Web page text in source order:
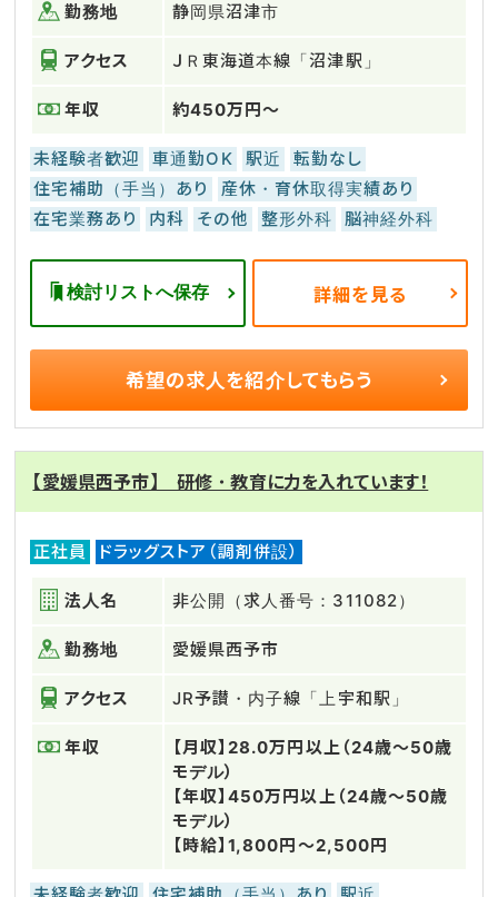
勤務地 静岡県沼津市
アクセス ＪＲ東海道本線「沼津駅」
年収 約450万円～
未経験者歓迎 車通勤OK 駅近
転勤なし
住宅補助（手当）あり
産休・育休取得実績あり
在宅業務あり
内科 その他 整形外科 脳神経外科
検討リストへ保存 詳細を見る
希望の求人を紹介してもらう
【愛媛県西予市】 研修・教育に力を入れています！
正社員 ドラッグストア（調剤併設）
法人名 非公開（求人番号：311082）
勤務地 愛媛県西予市
アクセス JR予讃・内子線「上宇和駅」
年収
【月収】28.0万円以上（24歳～50歳
モデル）
【年収】450万円以上（24歳～50歳
モデル）
【時給】1,800円～2,500円